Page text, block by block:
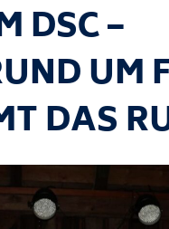
DSC –
UM
DAS